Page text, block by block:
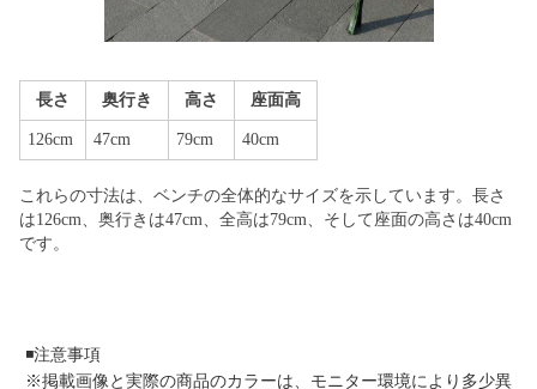
長さ 奥行き 高さ 座面高
126cm 47cm 79cm 40cm
これらの寸法は、ベンチの全体的なサイズを示しています。長さ
は126cm、奥行きは47cm、全高は79cm、そして座面の高さは40cm
です。
◾️注意事項
※掲載画像と実際の商品のカラーは、モニター環境により多少異